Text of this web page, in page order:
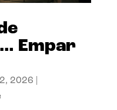
Empar
2026